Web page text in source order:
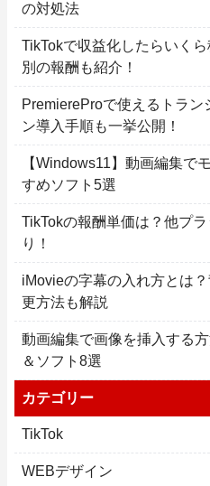
の対処法
TikTokで収益化したらいく
別の報酬も紹介！
PremiereProで使えるトラン
ン導入手順も一挙公開！
【Windows11】動画編集で
すめソフト5選
TikTokの報酬単価は？他プ
り！
iMovieの字幕の入れ方とは
更方法も解説
動画編集で画像を挿入する
＆ソフト8選
カテゴリー
TikTok
WEBデザイン